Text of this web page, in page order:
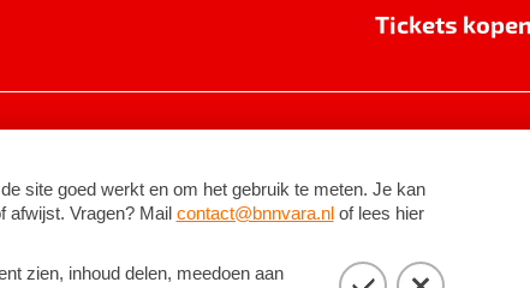
Tickets kopen